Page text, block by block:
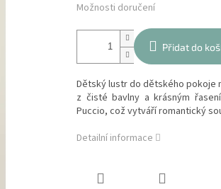
Možnosti doručení
Přidat do
Dětský lustr do dětského pokoje
z čisté bavlny a krásným
Puccio, což vytváří romantický
Detailní informace